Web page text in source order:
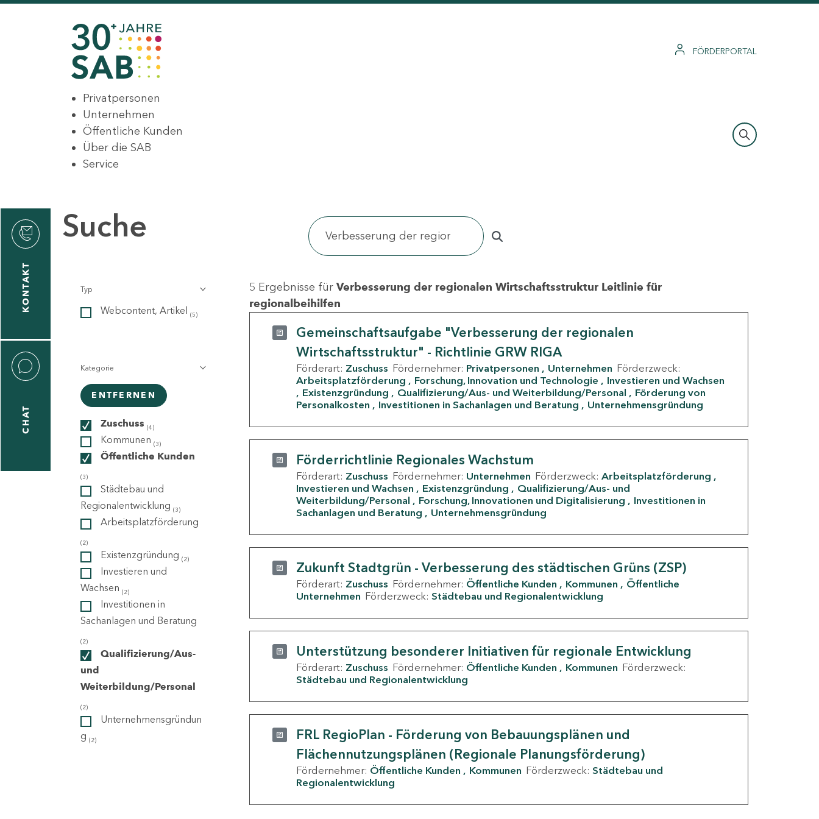
FÖRDERPORTAL
Privatpersonen
Unternehmen
Öffentliche Kunden
Über die SAB
Service
KONTAKT
CHAT
Suche
Typ
Webcontent, Artikel (5)
Kategorie
ENTFERNEN
Zuschuss (4)
Kommunen (3)
Öffentliche Kunden
(3)
Städtebau und
Regionalentwicklung (3)
Arbeitsplatzförderung
(2)
Existenzgründung (2)
Investieren und
Wachsen (2)
Investitionen in
Sachanlagen und Beratung
(2)
Qualifizierung/Aus-
und
Weiterbildung/Personal
(2)
Unternehmensgründun
g (2)
5 Ergebnisse für Verbesserung der regionalen Wirtschaftsstruktur Leitlinie für
regionalbeihilfen
Gemeinschaftsaufgabe "Verbesserung der regionalen
Wirtschaftsstruktur" - Richtlinie GRW RIGA
Förderart: Zuschuss Fördernehmer: Privatpersonen Unternehmen Förderzweck:
Arbeitsplatzförderung
Forschung, Innovation und Technologie
Investieren und Wachsen
Existenzgründung
Qualifizierung/Aus- und Weiterbildung/Personal
Förderung von
Personalkosten
Investitionen in Sachanlagen und Beratung Unternehmensgründung
Förderrichtlinie Regionales Wachstum
Förderart: Zuschuss Fördernehmer: Unternehmen Förderzweck: Arbeitsplatzförderung
Investieren und Wachsen
Existenzgründung
Qualifizierung/Aus- und
Weiterbildung/Personal
Forschung, Innovationen und Digitalisierung
Investitionen in
Sachanlagen und Beratung
Unternehmensgründung
Zukunft Stadtgrün - Verbesserung des städtischen Grüns (ZSP)
Förderart: Zuschuss Fördernehmer: Öffentliche Kunden Kommunen
Öffentliche
Unternehmen Förderzweck: Städtebau und Regionalentwicklung
Unterstützung besonderer Initiativen für regionale Entwicklung
Förderart: Zuschuss Fördernehmer: Öffentliche Kunden Kommunen Förderzweck:
Städtebau und Regionalentwicklung
FRL RegioPlan - Förderung von Bebauungsplänen und
Flächennutzungsplänen (Regionale Planungsförderung)
Fördernehmer: Öffentliche Kunden Kommunen Förderzweck: Städtebau und
Regionalentwicklung